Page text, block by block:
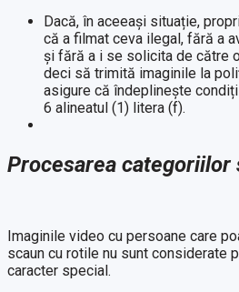
Dacă, în aceeași situație,
că a filmat ceva ilegal, fără a
și fără a i se solicita de către
deci să trimită imaginile la
asigure că îndeplinește
6 alineatul (1) litera (f).
Procesarea categoriilor
Imaginile video cu persoane care
scaun cu rotile nu sunt considerate
caracter special.